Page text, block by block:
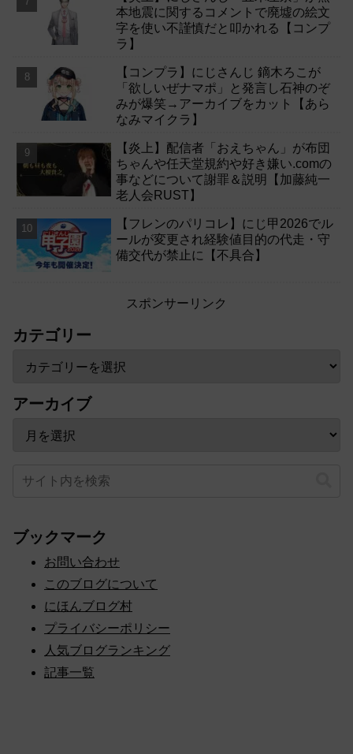
本地震に関するコメントで廃墟の絵文
字を使い不謹慎だと叩かれる【コンプ
ラ】
【コンプラ】にじさんじ 鏑木ろこが
「欲しいぜナマポ」と発言し石神のぞ
みが爆笑→アーカイブをカット【あら
なみマイクラ】
【炎上】配信者「おえちゃん」が布団
ちゃんや任天堂規約や好き嫌い.comの
事などについて謝罪＆説明【加藤純一
老人会RUST】
【フレンのパリコレ】にじ甲2026でル
ールが変更され経験値目的の代走・守
備交代が禁止に【不具合】
スポンサーリンク
カテゴリー
アーカイブ
ブックマーク
お問い合わせ
このブログについて
にほんブログ村
プライバシーポリシー
人気ブログランキング
記事一覧